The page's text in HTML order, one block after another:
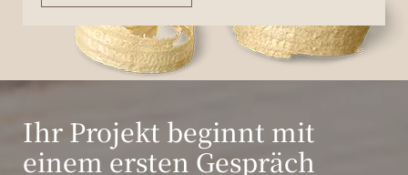
Ihr Projekt beginnt mit
einem ersten Gespräch